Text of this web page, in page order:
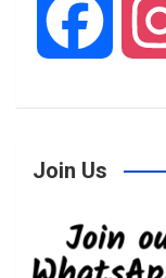
e
Join Us